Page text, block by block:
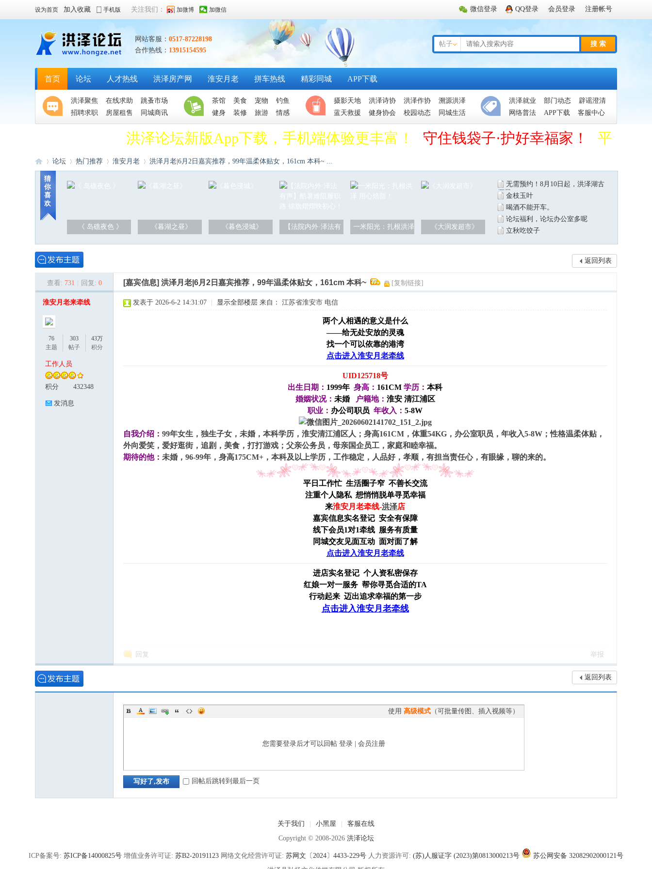
微信登录 QQ登录 会员登录 注册帐号
设为首页 加入收藏 手机版 关注我们： 加微博 加微信
网站客服： 0517-87228198
合作热线： 13915154595
帖子 搜 索
首页 论坛 人才热线 洪泽房产网 淮安月老 拼车热线 精彩同城 APP下载
洪泽聚焦 在线求助
跳蚤市场
招聘求职
房屋租售 同城商讯
茶馆 美食 宠物
钓鱼
健身
装修 旅游 情感
摄影天地 洪泽诗协 洪泽作协
溯源洪泽
蓝天救援
健身协会 校园动态 同城生活
洪泽就业 部门动态
辟谣澄清
网络普法
APP下载 客服中心
洪泽论坛新版App下载，手机端体验更丰富！ 守住钱袋子·护好幸福家！ 平台管
»
论坛 热门推荐 淮安月老 洪泽月老|6月2日嘉宾推荐，99年温柔体贴女，161cm 本科~ ...
猜
你
喜
欢
《 岛礁夜色 》 《暮湖之昼》 《暮色浸城》 【法院内外·泽法有 一米阳光：扎根洪泽 《大润发超市》
无需预约！8月10日起，洪泽湖古
堰景金枝玉叶
喝酒不能开车。
论坛福利，论坛办公室多呢
立秋吃饺子
返回列表
查看: 731 回复: 0 [嘉宾信息] 洪泽月老|6月2日嘉宾推荐，99年温柔体贴女，161cm 本科~ [复制链接]
淮安月老来牵线
76
主题
303
帖子
43万
积分
工作人员
积分 432348
发消息
发表于 2026-6-2 14:31:07 显示全部楼层 来自： 江苏省淮安市 电信
两个人相遇的意义是什么
——给无处安放的灵魂
找一个可以依靠的港湾
点击进入淮安月老牵线
UID125718号
出生日期： 1999年 身高： 161CM 学历： 本科
婚姻状况： 未婚 户籍地： 淮安 清江浦区
职业： 办公司职员 年收入： 5-8W
自我介绍： 99年女生，独生子女，未婚，本科学历，淮安清江浦区人；身高161CM，体重54KG，办公室职员，年收入5-8W；性格温柔体贴，
外向爱笑，爱好逛街，追剧，美食，打打游戏；父亲公务员，母亲国企员工，家庭和睦幸福。
期待的他： 未婚，96-99年，身高175CM+，本科及以上学历，工作稳定，人品好，孝顺，有担当责任心，有眼缘，聊的来的。
平日工作忙 生活圈子窄 不善长交流
注重个人隐私 想悄悄脱单寻觅幸福
来淮安月老牵线-洪泽店
嘉宾信息实名登记 安全有保障
线下会员1对1牵线 服务有质量
同城交友见面互动 面对面了解
点击进入淮安月老牵线
进店实名登记 个人资私密保存
红娘一对一服务 帮你寻觅合适的TA
行动起来 迈出追求幸福的第一步
点击进入淮安月老牵线
回复 举报
返回列表
使用 高级模式 （可批量传图、插入视频等）
您需要登录后才可以回帖 登录 会员注册
写好了,发布 回帖后跳转到最后一页
关于我们 小黑屋
客服在线
Copyright © 2008-2026 洪泽论坛
ICP备案号: 苏ICP备14000825号 增值业务许可证: 苏B2-20191123 网络文化经营许可证: 苏网文〔2024〕4433-229号 人力资源许可: (苏)人服证字 (2023)第0813000213号
苏公网安备 32082902000121号